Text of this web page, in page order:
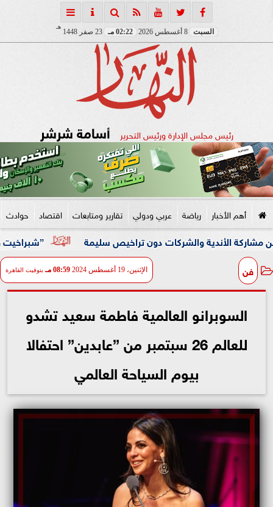
السبت 8 أغسطس 2026 02:22 مـ 23 صفر 1448
هـ
رئيس مجلس الإدارة ورئيس التحرير أسامة شرشر
أهم الأخبار رياضة عربي ودولي تقارير ومتابعات اقتصاد حوادث
”شبراخيت وبدر” ضمن أفضل 10 وحدات محلية على مستوى الجمهورية بالدورة والشركات دون تراخيص سليمة
فن الإثنين، 19 أغسطس 2024 08:59 مـ بتوقيت القاهرة
السوبرانو العالمية فاطمة سعيد تشدو
للعالم 26 سبتمبر من ”عابدين” احتفالا
بيوم السياحة العالمي